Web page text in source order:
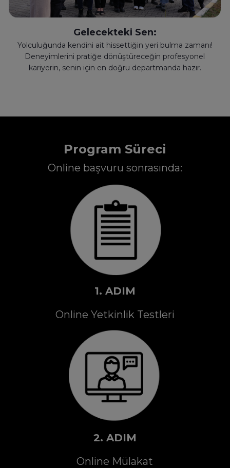
Gelecekteki Sen:
Yolculuğunda kendini ait hissettiğin yeri bulma zamanı!
Deneyimlerini pratiğe dönüştüreceğin profesyonel
kariyerin, senin için en doğru departmanda hazır.
Program Süreci
Online başvuru sonrasında:
1. ADIM
Online Yetkinlik Testleri
2. ADIM
Online Mülakat